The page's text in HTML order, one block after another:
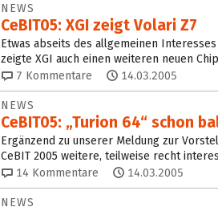
NEWS
CeBIT05: XGI zeigt Volari Z7
Etwas abseits des allgemeinen
zeigte XGI auch einen weiteren neuen
7 Kommentare 14.03.2005
NEWS
CeBIT05: „Turion 64“ schon
Ergänzend zu unserer Meldung zur
CeBIT 2005 weitere, teilweise recht
14 Kommentare 14.03.2005
NEWS